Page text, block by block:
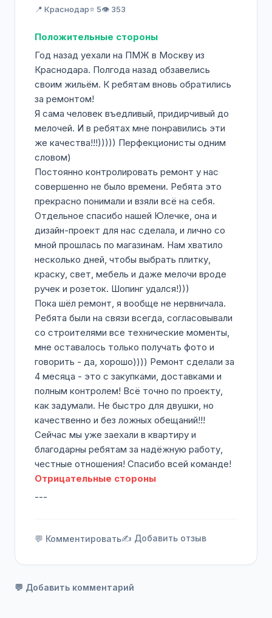
📍 Краснодар⭐ 5👁️ 353
Положительные стороны
Год назад уехали на ПМЖ в Москву из
Краснодара. Полгода назад обзавелись
своим жильём. К ребятам вновь обратились
за ремонтом!
Я сама человек въедливый, придирчивый до
мелочей. И в ребятах мне понравились эти
же качества!!!))))) Перфекционисты одним
словом)
Постоянно контролировать ремонт у нас
совершенно не было времени. Ребята это
прекрасно понимали и взяли всё на себя.
Отдельное спасибо нашей Юлечке, она и
дизайн-проект для нас сделала, и лично со
мной прошлась по магазинам. Нам хватило
несколько дней, чтобы выбрать плитку,
краску, свет, мебель и даже мелочи вроде
ручек и розеток. Шопинг удался!)))
Пока шёл ремонт, я вообще не нервничала.
Ребята были на связи всегда, согласовывали
со строителями все технические моменты,
мне оставалось только получать фото и
говорить - да, хорошо)))) Ремонт сделали за
4 месяца - это с закупками, доставками и
полным контролем! Всё точно по проекту,
как задумали. Не быстро для двушки, но
качественно и без ложных обещаний!!!
Сейчас мы уже заехали в квартиру и
благодарны ребятам за надёжную работу,
честные отношения! Спасибо всей команде!
Отрицательные стороны
---
💬 Комментировать✍️ Добавить отзыв
💬 Добавить комментарий